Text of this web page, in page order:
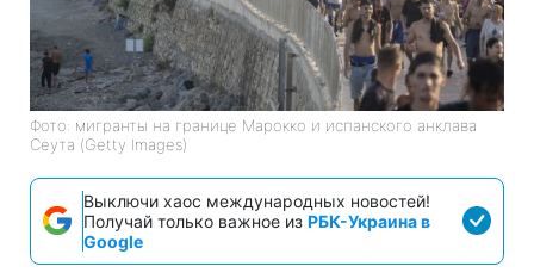
Фото: мигранты на границе Марокко и испанского анклава
Сеута (Getty Images)
Выключи хаос международных новостей!
Получай только важное из РБК-Украина в
Google